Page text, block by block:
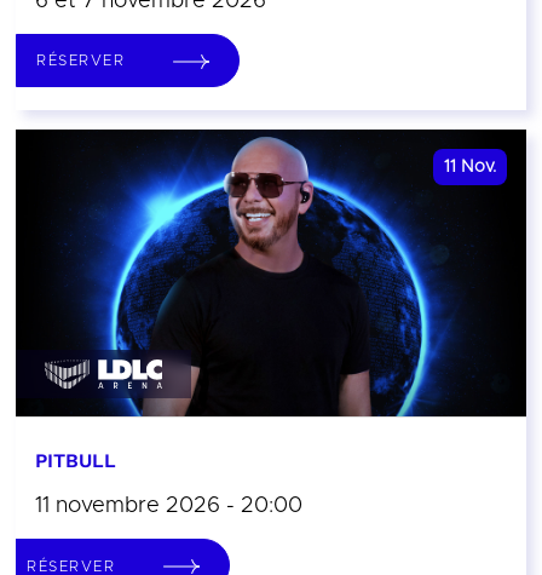
RÉSERVER
11 Nov.
PITBULL
11 novembre 2026 - 20:00
RÉSERVER